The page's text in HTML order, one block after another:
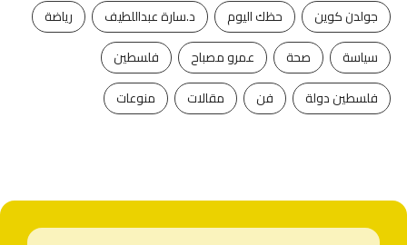
جولدن كوين
حظك اليوم د.سارة عبداللطيف
رياضة
سياسة
صحة عمرو مصباح
فلسطين
فلسطين دولة
فن مقالات منوعات